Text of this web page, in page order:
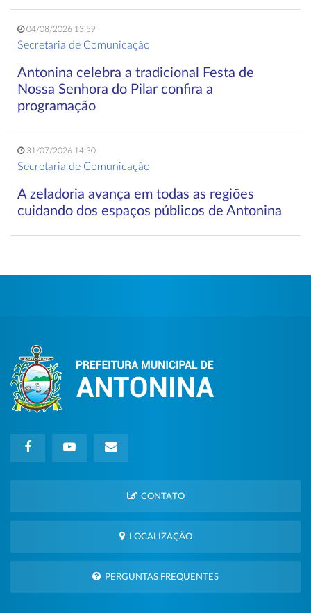
04/08/2026 13:59
Secretaria de Comunicação
Antonina celebra a tradicional Festa de
Nossa Senhora do Pilar confira a
programação
31/07/2026 14:30
Secretaria de Comunicação
A zeladoria avança em todas as regiões
cuidando dos espaços públicos de Antonina
CONTATO
LOCALIZAÇÃO
PERGUNTAS FREQUENTES